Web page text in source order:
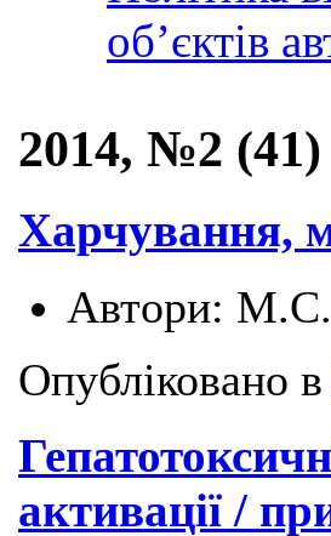
обʼєктів
2014, №2 (41)
Харчування,
Автори: М.С.
Опубліковано в
активації /